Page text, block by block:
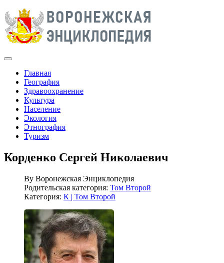
Главная
География
Здравоохранение
Культура
Население
Экология
Этнография
Туризм
Корденко Сергей Николаевич
By Воронежская Энциклопедия
Родительская категория: Том Второй
Категория: К | Том Второй